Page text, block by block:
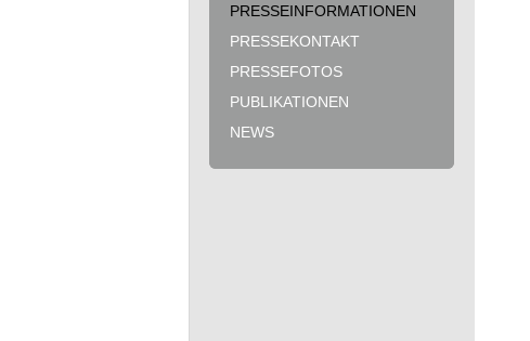
PRESSE­INFORMATIONEN
PRESSE­KONTAKT
PRESSEFOTOS
PUBLIKATIONEN
NEWS